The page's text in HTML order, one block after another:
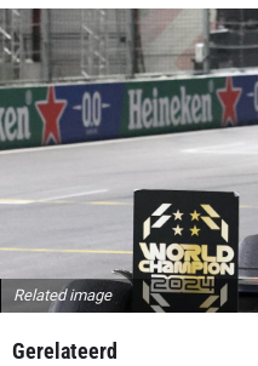
Related image
Gerelateerd